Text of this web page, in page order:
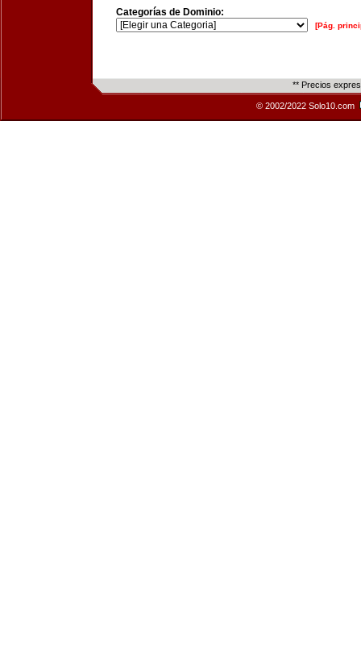
Categorías de Dominio:
[Pág.
** Precios
© 2002/2022 Solo10.com